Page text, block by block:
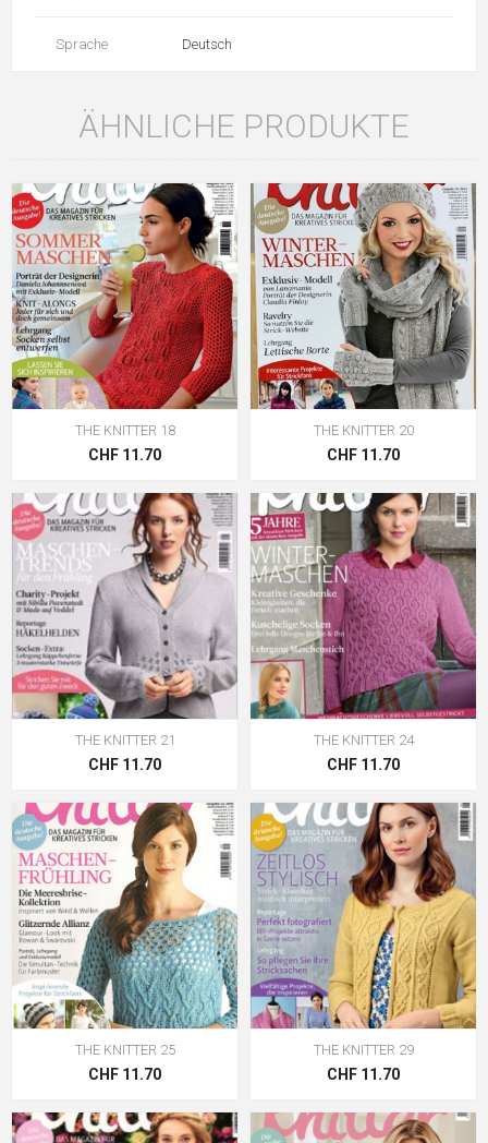
Sprache Deutsch
ÄHNLICHE PRODUKTE
THE KNITTER 18
CHF 11.70
THE KNITTER 20
CHF 11.70
THE KNITTER 21
CHF 11.70
THE KNITTER 24
CHF 11.70
THE KNITTER 25
CHF 11.70
THE KNITTER 29
CHF 11.70